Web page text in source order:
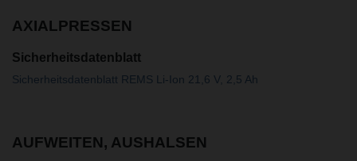
AXIALPRESSEN
Sicherheitsdatenblatt
Sicherheitsdatenblatt REMS Li-Ion 21,6 V, 2,5 Ah
AUFWEITEN, AUSHALSEN